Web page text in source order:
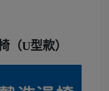
（U型款）